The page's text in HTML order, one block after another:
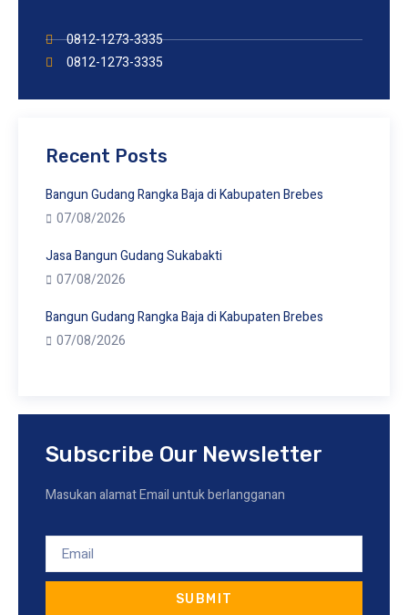
0812-1273-3335
0812-1273-3335
Recent Posts
Bangun Gudang Rangka Baja di Kabupaten Brebes
07/08/2026
Jasa Bangun Gudang Sukabakti
07/08/2026
Bangun Gudang Rangka Baja di Kabupaten Brebes
07/08/2026
Subscribe Our Newsletter
Masukan alamat Email untuk berlangganan
SUBMIT